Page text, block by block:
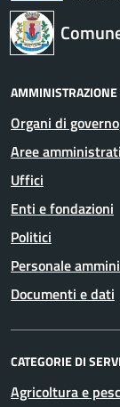
AMMINISTRAZIONE
Organi di governo
Aree
Uffici
Enti e fondazioni
Politici
Personale
Documenti e dati
CATEGORIE DI
Agricoltura e